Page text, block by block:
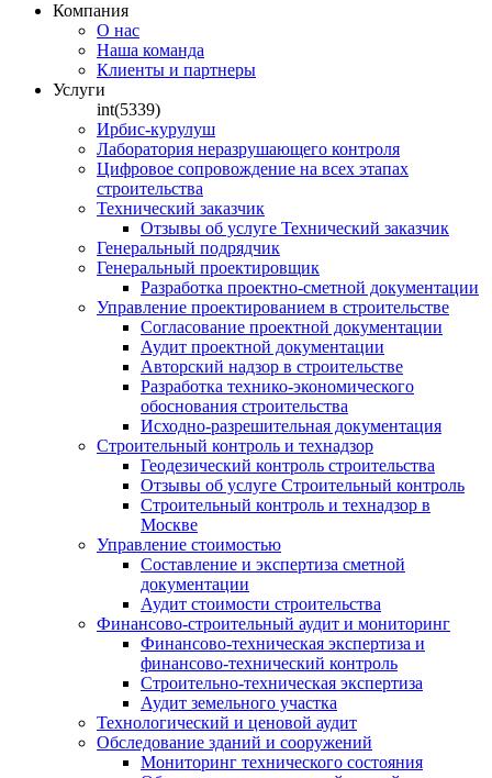
Компания
О нас
Наша команда
Клиенты и партнеры
Услуги
int(5339)
Ирбис-курулуш
Лаборатория неразрушающего контроля
Цифровое сопровождение на всех этапах
строительства
Технический заказчик
Отзывы об услуге Технический заказчик
Генеральный подрядчик
Генеральный проектировщик
Разработка проектно-сметной документации
Управление проектированием в строительстве
Согласование проектной документации
Аудит проектной документации
Авторский надзор в строительстве
Разработка технико-экономического
обоснования строительства
Исходно-разрешительная документация
Строительный контроль и технадзор
Геодезический контроль строительства
Отзывы об услуге Строительный контроль
Строительный контроль и технадзор в
Москве
Управление стоимостью
Составление и экспертиза сметной
документации
Аудит стоимости строительства
Финансово-строительный аудит и мониторинг
Финансово-техническая экспертиза и
финансово-технический контроль
Строительно-техническая экспертиза
Аудит земельного участка
Технологический и ценовой аудит
Обследование зданий и сооружений
Мониторинг технического состояния